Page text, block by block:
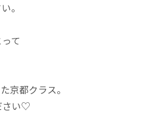
。
て
京都クラス。
さい♡